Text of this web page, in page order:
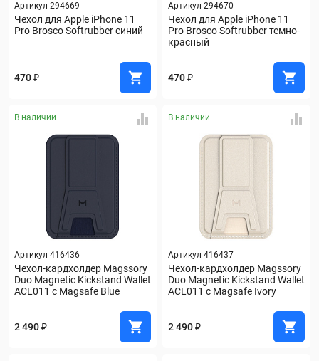
Артикул 294669
Чехол для Apple iPhone 11
Pro Brosco Softrubber синий
470 ₽
Артикул 294670
Чехол для Apple iPhone 11
Pro Brosco Softrubber темно-
красный
470 ₽
В наличии
Артикул 416436
Чехол-кардхолдер Magssory
Duo Magnetic Kickstand Wallet
ACL011 с Magsafe Blue
2 490 ₽
В наличии
Артикул 416437
Чехол-кардхолдер Magssory
Duo Magnetic Kickstand Wallet
ACL011 с Magsafe Ivory
2 490 ₽